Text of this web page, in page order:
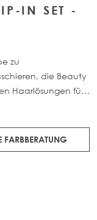
IN SET -
zu
die Beauty
Haarlösungen für
7-
und fügt sich
FARBBERATUNG